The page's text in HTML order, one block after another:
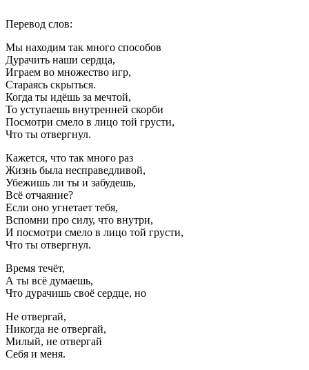
Перевод слов:
Мы находим так много способов
Дурачить наши сердца,
Играем во множество игр,
Стараясь скрыться.
Когда ты идёшь за мечтой,
То уступаешь внутренней скорби
Посмотри смело в лицо той грусти,
Что ты отвергнул.
Кажется, что так много раз
Жизнь была несправедливой,
Убежишь ли ты и забудешь,
Всё отчаяние?
Если оно угнетает тебя,
Вспомни про силу, что внутри,
И посмотри смело в лицо той грусти,
Что ты отвергнул.
Время течёт,
А ты всё думаешь,
Что дурачишь своё сердце, но
Не отвергай,
Никогда не отвергай,
Милый, не отвергай
Себя и меня.